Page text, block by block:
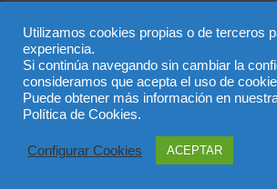
© Partido Popular de Toledo – C/
Toledo, Teléfono 925 285
El uso de este sitio implica la aceptación
lapolítica de privacidady lapolítica
Utilizamos cookies propias o de terceros
experiencia.
Si continúa navegando sin cambiar la
consideramos que acepta el uso de
Puede obtener más información en
Política de Cookies.
Configurar Cookies ACEPTAR